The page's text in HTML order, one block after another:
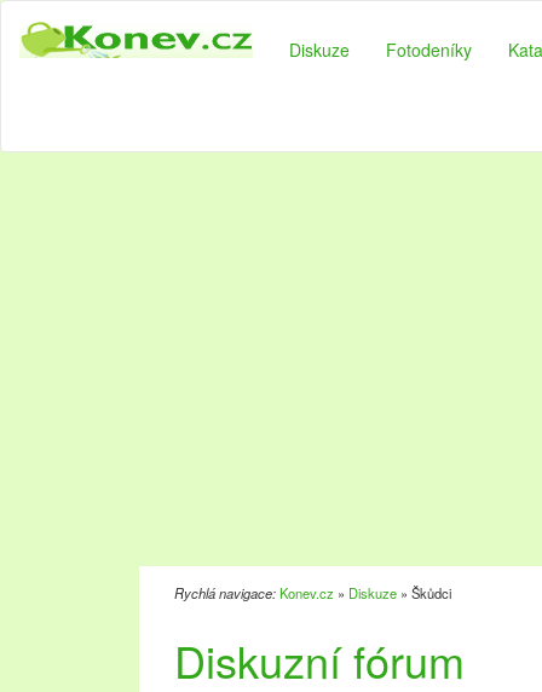
Diskuze Fotodeníky
Rychlá navigace:Konev.cz » Diskuze » Škůdci
Diskuzní fórum